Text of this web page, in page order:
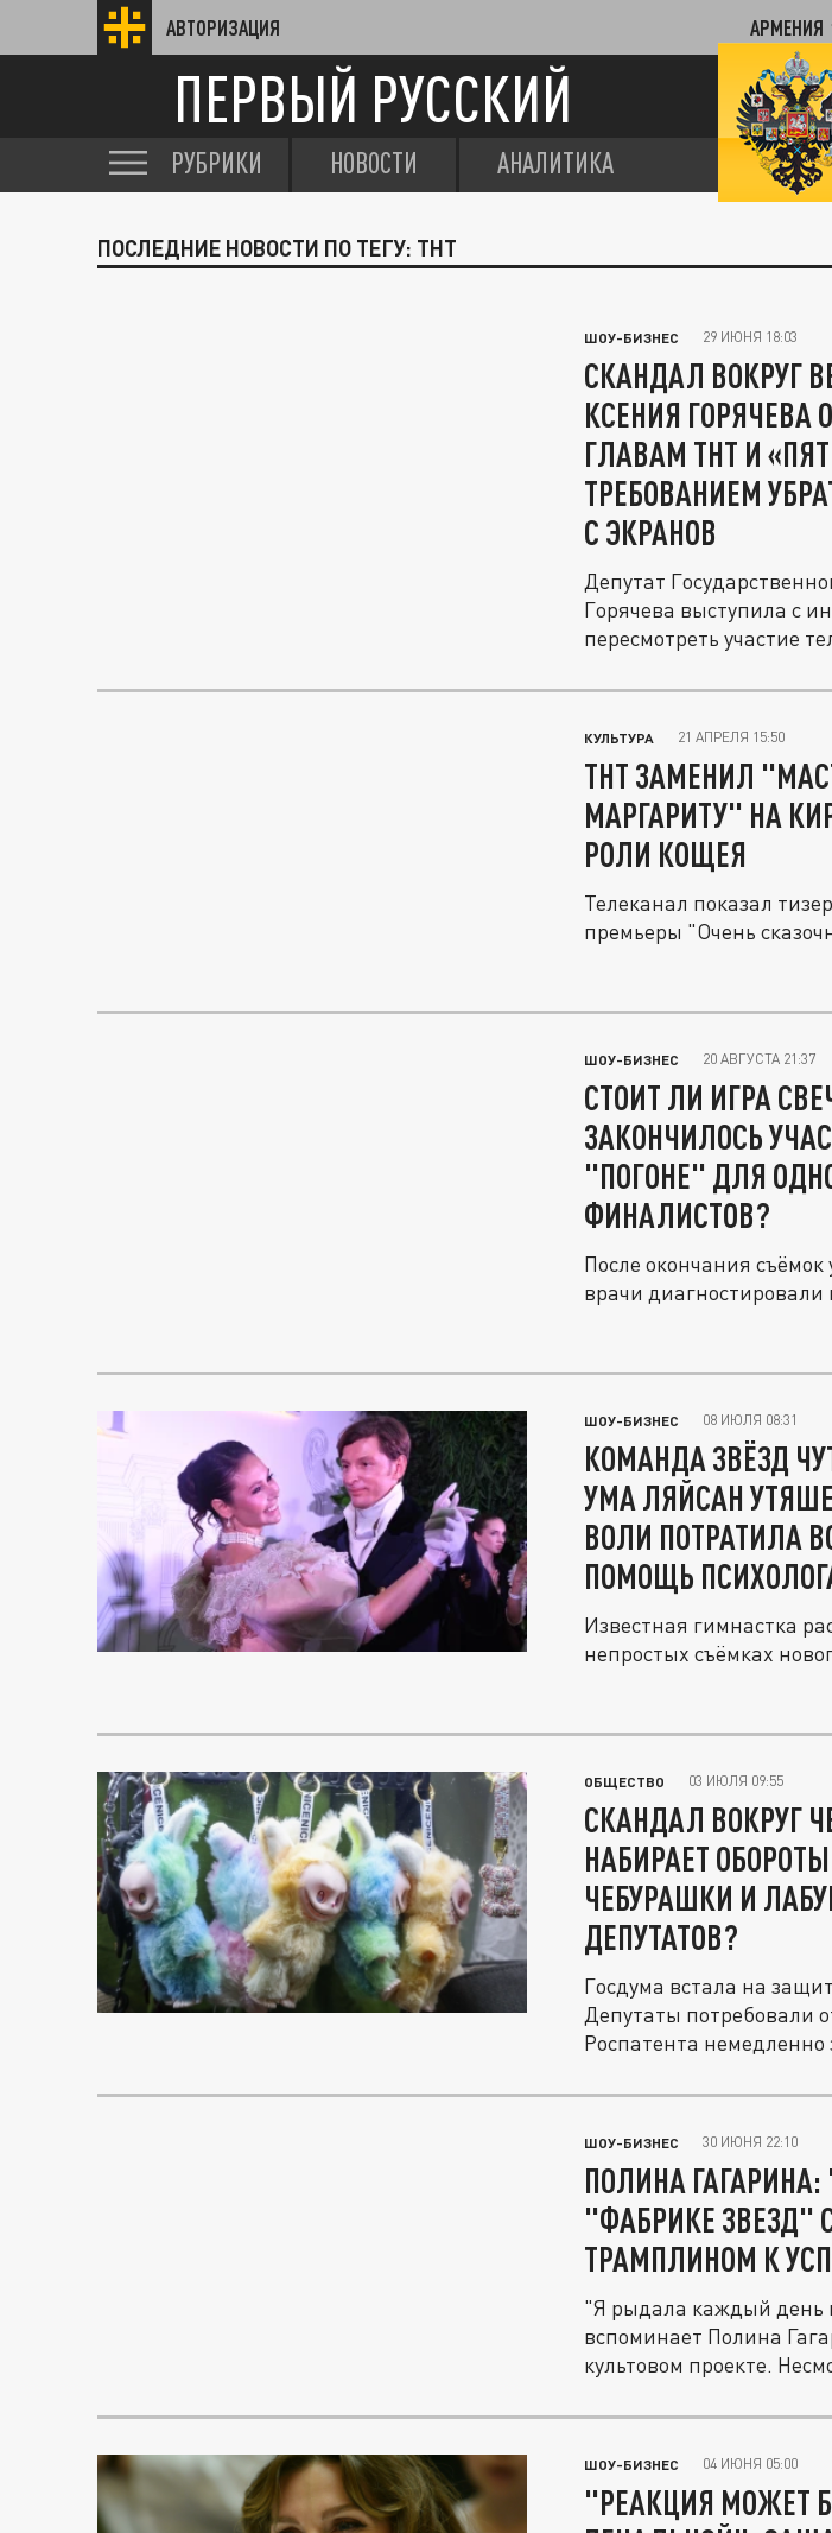
АВТОРИЗАЦИЯ АРМЕНИЯ
ПЕРВЫЙ РУССКИЙ
РУБРИКИ НОВОСТИ АНАЛИТИКА
ПОСЛЕДНИЕ НОВОСТИ ПО ТЕГУ: ТНТ
ШОУ-БИЗНЕС 29 ИЮНЯ 18:03
СКАНДАЛ ВОКРУГ
КСЕНИЯ ГОРЯЧЕВА
ГЛАВАМ ТНТ И
ТРЕБОВАНИЕМ
С ЭКРАНОВ
Депутат
Горячева выступила с
пересмотреть участие
КУЛЬТУРА 21 АПРЕЛЯ 15:50
ТНТ ЗАМЕНИЛ
МАРГАРИТУ" НА
РОЛИ КОЩЕЯ
Телеканал показал
премьеры "Очень
ШОУ-БИЗНЕС 20 АВГУСТА 21:37
СТОИТ ЛИ ИГРА
ЗАКОНЧИЛОСЬ
"ПОГОНЕ" ДЛЯ
ФИНАЛИСТОВ?
После окончания
врачи диагностировали
ШОУ-БИЗНЕС 08 ИЮЛЯ 08:31
КОМАНДА ЗВЁЗД
УМА ЛЯЙСАН
ВОЛИ ПОТРАТИЛА
ПОМОЩЬ
Известная гимнастка
непростых съёмках
ОБЩЕСТВО 03 ИЮЛЯ 09:55
СКАНДАЛ ВОКРУГ
НАБИРАЕТ
ЧЕБУРАШКИ И
ДЕПУТАТОВ?
Госдума встала на
Депутаты потребовали
Роспатента немедленно
ШОУ-БИЗНЕС 30 ИЮНЯ 22:10
ПОЛИНА ГАГАРИНА:
"ФАБРИКЕ ЗВЕЗД"
ТРАМПЛИНОМ К
"Я рыдала каждый день
вспоминает Полина
культовом проекте.
ШОУ-БИЗНЕС 04 ИЮНЯ 05:00
"РЕАКЦИЯ МОЖЕТ